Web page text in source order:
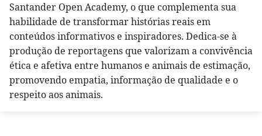
Santander Open Academy, o que complementa sua
habilidade de transformar histórias reais em
conteúdos informativos e inspiradores. Dedica-se à
produção de reportagens que valorizam a convivência
ética e afetiva entre humanos e animais de estimação,
promovendo empatia, informação de qualidade e o
respeito aos animais.